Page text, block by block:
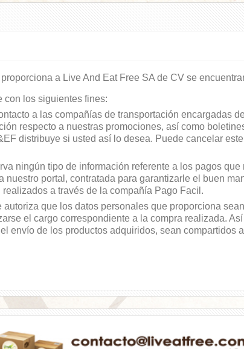
a Live And Eat Free SA de CV se
con los siguientes fines:
a las compañías de transportación encargadas
respecto a nuestras promociones, así como
distribuye si usted así lo desea. Puede cancelar
ningún tipo de información referente a los pagos
nuestro portal, contratada para garantizarle el buen
a través de la compañía Pago Facil.
que los datos personales que proporciona
el cargo correspondiente a la compra realizada.
envío de los productos adquiridos, sean compartidos